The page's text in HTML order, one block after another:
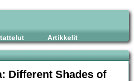
Artikkelit
Different Shades of